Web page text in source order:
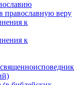
православную веру
к
к